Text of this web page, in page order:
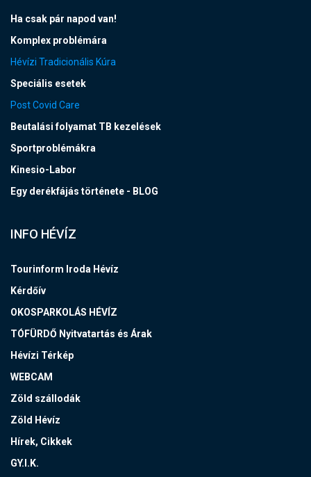
Ha csak pár napod van!
Komplex problémára
Hévízi Tradicionális Kúra
Speciális esetek
Post Covid Care
Beutalási folyamat TB kezelések
Sportproblémákra
Kinesio-Labor
Egy derékfájás története - BLOG
INFO HÉVÍZ
Tourinform Iroda Hévíz
Kérdőív
OKOSPARKOLÁS HÉVÍZ
TÓFÜRDŐ Nyitvatartás és Árak
Hévízi Térkép
WEBCAM
Zöld szállodák
Zöld Hévíz
Hírek, Cikkek
GY.I.K.